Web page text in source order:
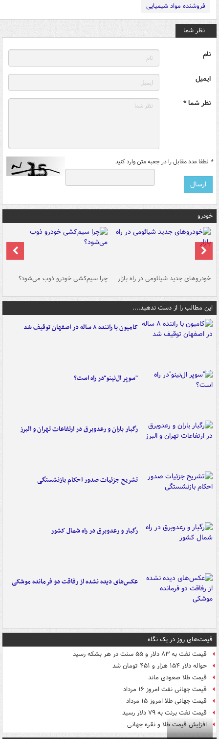
فروشنده مواد شیمیایی
نظر شما
نام
ایمیل
نظر شما *
* لطفا عدد مقابل را در جعبه متن وارد کنید
خودرو
خودروهای جدید شیائومی در راه بازار چرا سیم‌کشی خودرو ذوب می‌شود؟
این مطالب را از دست ندهید....
کامیون با راننده ۸ ساله در اصفهان توقیف شد
"سوپر ال‌نینو"در راه است؟
رگبار باران و رعدوبرق در ارتفاعات تهران و البرز
تشریح جزئیات صدور احکام بازنشستگی
رگبار و رعدوبرق در راه شمال کشور
عکس‌های دیده نشده از رفاقت دو فرمانده‌ موشکی
قیمت‌های روز در یک نگاه
قیمت نفت به ۸۳ دلار و ۵۵ سنت در هر بشکه رسید
حواله دلار ۱۵۴ هزار و ۴۵۱ تومان شد
قیمت طلا صعودی ماند
قیمت جهانی نفت امروز ۱۶ مرداد
قیمت جهانی طلا امروز ۱۵ مرداد
قیمت نفت برنت به ۷۹ دلار رسید
افزایش قیمت طلا و نقره جهانی